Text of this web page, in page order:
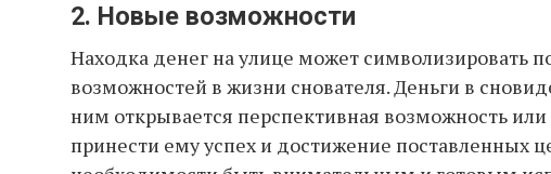
2. Новые возможности
Находка денег на улице может символизировать
возможностей в жизни снователя. Деньги в
ним открывается перспективная возможность
принести ему успех и достижение поставленных